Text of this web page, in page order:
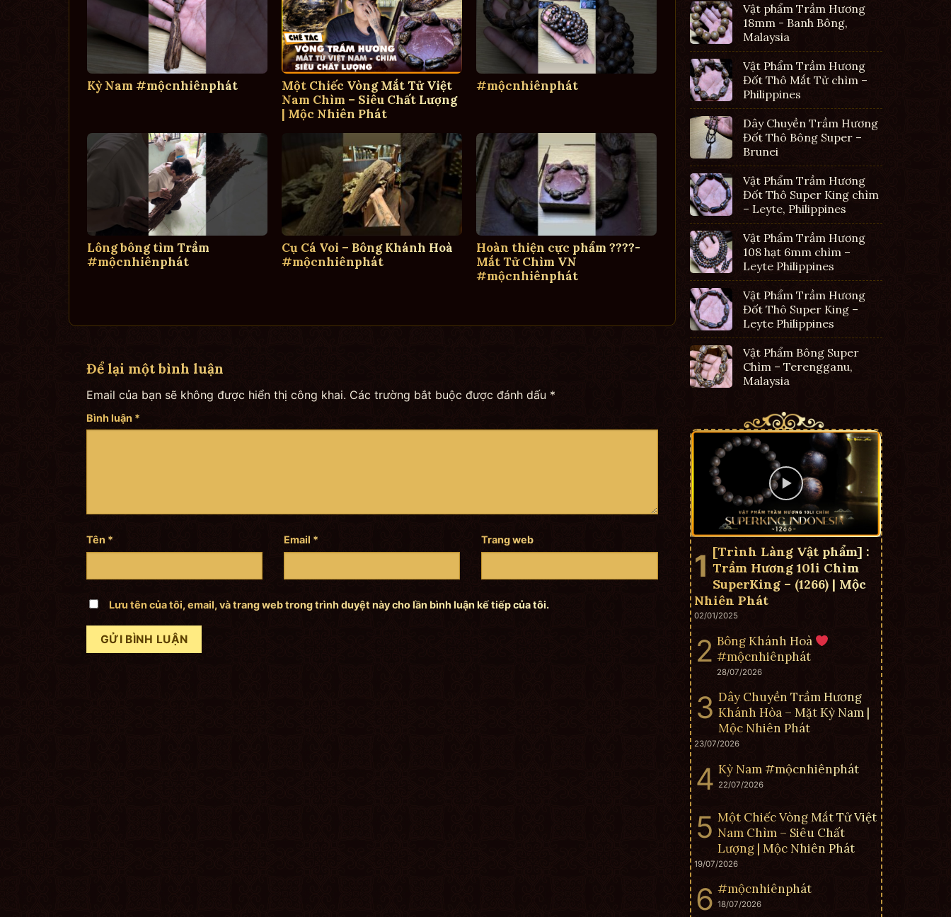
Kỳ Nam #mộcnhiênphát
Một Chiếc Vòng Mắt Tử Việt
Nam Chìm – Siêu Chất Lượng
| Mộc Nhiên Phát
#mộcnhiênphát
Lông bông tìm Trầm
#mộcnhiênphát
Cụ Cá Voi – Bông Khánh Hoà
#mộcnhiênphát
Hoàn thiện cực phẩm ????-
Mắt Tử Chìm VN
#mộcnhiênphát
Để lại một bình luận
Email của bạn sẽ không được hiển thị công khai. Các trường bắt buộc được đánh dấu *
Bình luận *
Tên * Email * Trang web
Lưu tên của tôi, email, và trang web trong trình duyệt này cho lần bình luận kế tiếp của tôi.
Vật phẩm Trầm Hương
18mm - Banh Bông,
Malaysia
Vật Phẩm Trầm Hương
Đốt Thô Mắt Tử chìm –
Philippines
Dây Chuyền Trầm Hương
Đốt Thô Bông Super –
Brunei
Vật Phẩm Trầm Hương
Đốt Thô Super King chìm
– Leyte, Philippines
Vật Phẩm Trầm Hương
108 hạt 6mm chìm –
Leyte Philippines
Vật Phẩm Trầm Hương
Đốt Thô Super King –
Leyte Philippines
Vật Phẩm Bông Super
Chìm – Terengganu,
Malaysia
[Trình Làng Vật phẩm] :
Trầm Hương 10li Chìm
SuperKing – (1266) | Mộc
Nhiên Phát
02/01/2025
Bông Khánh Hoà
#mộcnhiênphát
28/07/2026
Dây Chuyền Trầm Hương
Khánh Hòa – Mặt Kỳ Nam |
Mộc Nhiên Phát
23/07/2026
Kỳ Nam #mộcnhiênphát
22/07/2026
Một Chiếc Vòng Mắt Tử Việt
Nam Chìm – Siêu Chất
Lượng | Mộc Nhiên Phát
19/07/2026
#mộcnhiênphát
18/07/2026